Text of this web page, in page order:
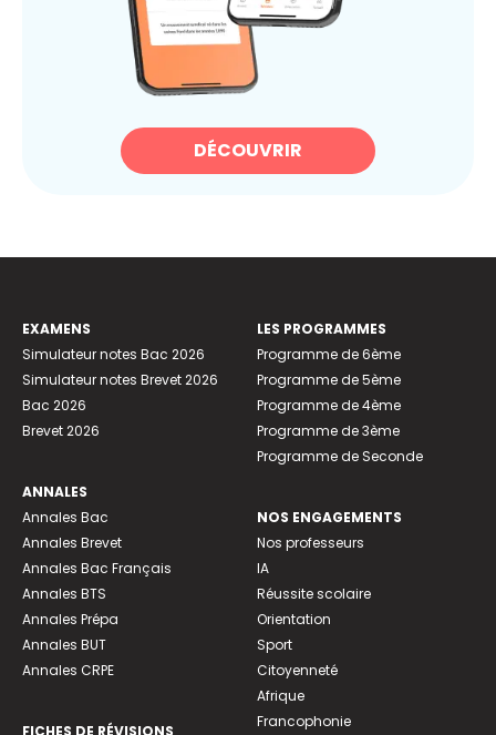
DÉCOUVRIR
EXAMENS
Simulateur notes Bac 2026
Simulateur notes Brevet 2026
Bac 2026
Brevet 2026
ANNALES
Annales Bac
Annales Brevet
Annales Bac Français
Annales BTS
Annales Prépa
Annales BUT
Annales CRPE
FICHES DE RÉVISIONS
LES PROGRAMMES
Programme de 6ème
Programme de 5ème
Programme de 4ème
Programme de 3ème
Programme de Seconde
NOS ENGAGEMENTS
Nos professeurs
IA
Réussite scolaire
Orientation
Sport
Citoyenneté
Afrique
Francophonie